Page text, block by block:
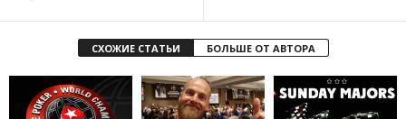
СХОЖИЕ СТАТЬИ БОЛЬШЕ ОТ АВТОРА